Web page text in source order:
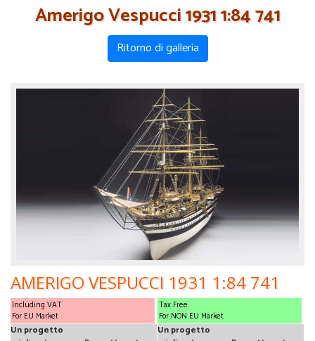
Amerigo Vespucci 1931 1:84 741
Ritorno di galleria
AMERIGO VESPUCCI 1931 1:84 741
Including VAT
For EU Market
Un progetto
Tax Free
For NON EU Market
Un progetto